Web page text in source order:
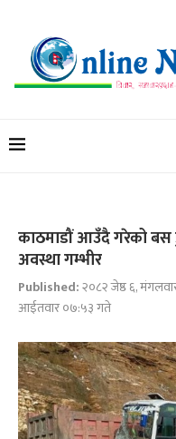
काठमाडौं आउँदै गरेको बस
अवस्था गम्भीर
Published:२०८२ जेष्ठ ६,
आईतवार ०७:५३ गते